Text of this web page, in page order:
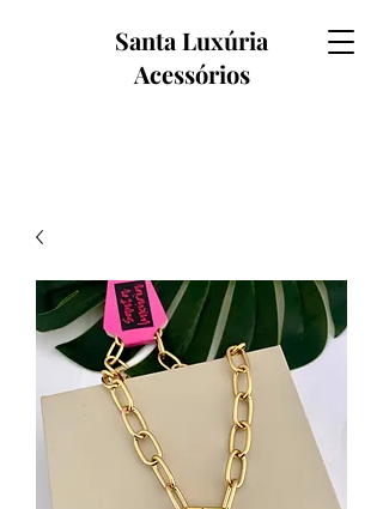
Santa Luxúria
Acessórios